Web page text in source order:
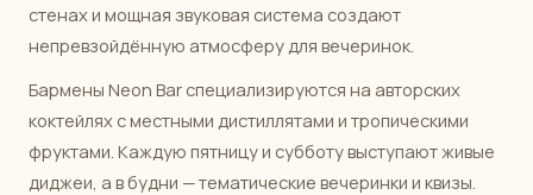
стенах и мощная звуковая система создают
непревзойдённую атмосферу для вечеринок.
Бармены Neon Bar специализируются на авторских
коктейлях с местными дистиллятами и тропическими
фруктами. Каждую пятницу и субботу выступают живые
диджеи, а в будни — тематические вечеринки и квизы.